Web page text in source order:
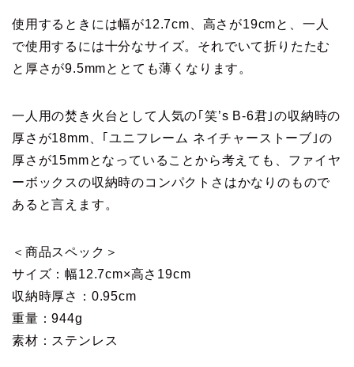
使用するときには幅が12.7cm、高さが19cmと、一人
で使用するには十分なサイズ。それでいて折りたたむ
と厚さが9.5mmととても薄くなります。
一人用の焚き火台として人気の｢笑’s B-6君｣の収納時の
厚さが18mm、｢ユニフレーム ネイチャーストーブ｣の
厚さが15mmとなっていることから考えても、ファイヤ
ーボックスの収納時のコンパクトさはかなりのもので
あると言えます。
＜商品スペック＞
サイズ：幅12.7cm×高さ19cm
収納時厚さ：0.95cm
重量：944g
素材：ステンレス